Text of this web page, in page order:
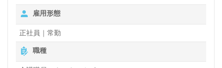
として働きたい』『働きながらキャリアアップを実現
したい』『メリハリをつけて働きたい』『転職で施設
形態や環境を変えて働きたい』等の方も大歓迎です。
募集詳細等、担当コンサルタントよりご案内します。
雇用形態
正社員｜常勤
職種